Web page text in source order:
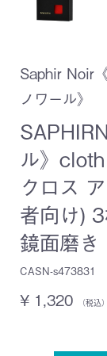
Saphir Noir
ノワール》
ル》
クロス
者向け)
鏡面磨き
CASN-s473831
¥ 1,320 （税込）